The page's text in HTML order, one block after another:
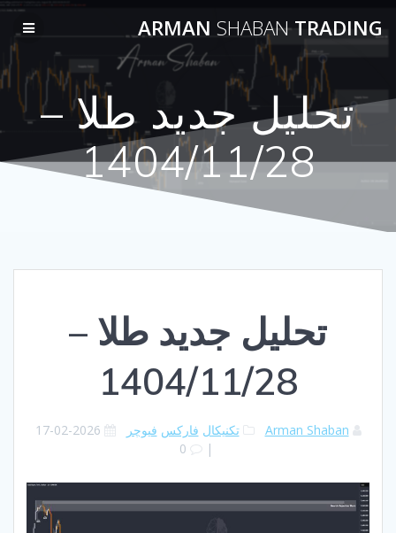
to
content
ARMAN SHABANTRADING
تحلیل جدید طلا –
1404/11/28
تحلیل جدید طلا –
1404/11/28
Arman Shaban تکنیکال فارکس فیوچر
2026-02-17
|
0